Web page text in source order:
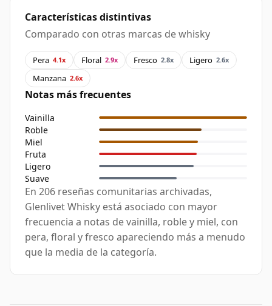
Características distintivas
Comparado con otras marcas de whisky
Pera 4.1x Floral 2.9x Fresco 2.8x Ligero 2.6x
Manzana 2.6x
Notas más frecuentes
Vainilla
Roble
Miel
Fruta
Ligero
Suave
En 206 reseñas comunitarias archivadas,
Glenlivet Whisky está asociado con mayor
frecuencia a notas de vainilla, roble y miel, con
pera, floral y fresco apareciendo más a menudo
que la media de la categoría.